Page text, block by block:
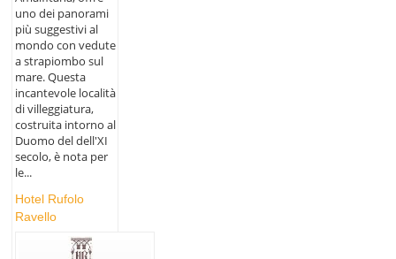
uno dei panorami
più suggestivi al
mondo con vedute
a strapiombo sul
mare. Questa
incantevole località
di villeggiatura,
costruita intorno al
Duomo del dell'XI
secolo, è nota per
le...
Hotel Rufolo
Ravello